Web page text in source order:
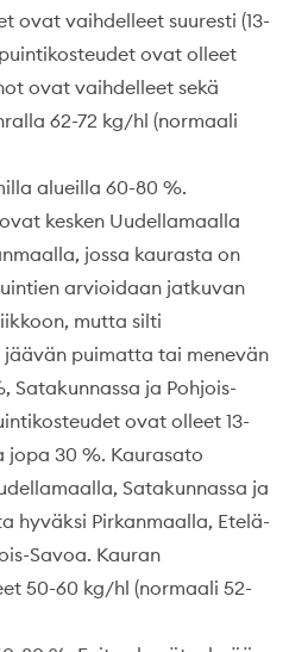
ovat vaihdelleet suuresti (13-
ovat olleet
ovat vaihdelleet sekä
62-72 kg/hl (normaali
alueilla 60-80 %.
kesken Uudellamaalla
jossa kaurasta on
arvioidaan jatkuvan
mutta silti
puimatta tai menevän
Satakunnassa ja Pohjois-
ovat olleet 13-
jopa 30 %. Kaurasato
Satakunnassa ja
hyväksi Pirkanmaalla, Etelä-
Savoa. Kauran
50-60 kg/hl (normaali 52-